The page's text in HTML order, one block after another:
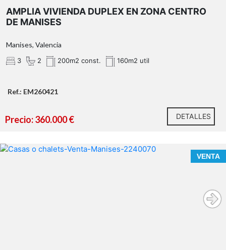
AMPLIA VIVIENDA DUPLEX EN ZONA CENTRO
DE MANISES
Manises, Valencia
3 2 200m2 const. 160m2 util
Ref.: EM260421
Precio: 360.000 € DETALLES
VENTA